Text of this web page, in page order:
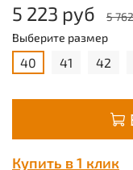
5 223 руб
5
Выберите размер
40 41 42
Купить в 1 клик